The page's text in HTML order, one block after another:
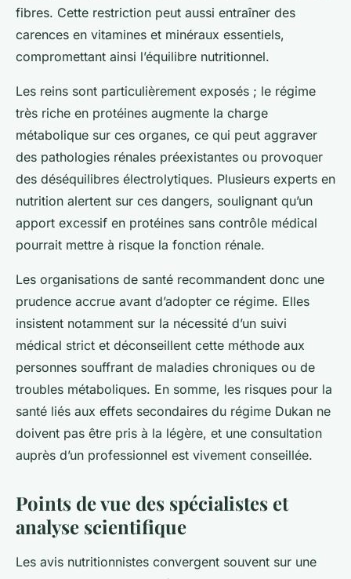
fibres. Cette restriction peut aussi entraîner des
carences en vitamines et minéraux essentiels,
compromettant ainsi l’équilibre nutritionnel.
Les reins sont particulièrement exposés ; le régime
très riche en protéines augmente la charge
métabolique sur ces organes, ce qui peut aggraver
des pathologies rénales préexistantes ou provoquer
des déséquilibres électrolytiques. Plusieurs experts en
nutrition alertent sur ces dangers, soulignant qu’un
apport excessif en protéines sans contrôle médical
pourrait mettre à risque la fonction rénale.
Les organisations de santé recommandent donc une
prudence accrue avant d’adopter ce régime. Elles
insistent notamment sur la nécessité d’un suivi
médical strict et déconseillent cette méthode aux
personnes souffrant de maladies chroniques ou de
troubles métaboliques. En somme, les risques pour la
santé liés aux effets secondaires du régime Dukan ne
doivent pas être pris à la légère, et une consultation
auprès d’un professionnel est vivement conseillée.
Points de vue des spécialistes et
analyse scientifique
Les avis nutritionnistes convergent souvent sur une